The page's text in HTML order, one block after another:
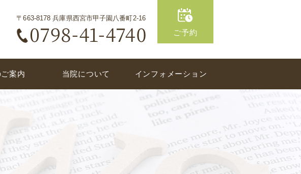
〒663-8178 兵庫県西宮市甲子園八番町2-16
ご予約
案内 当院について インフォメーション